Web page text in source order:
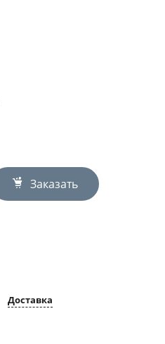
Заказать
Доставка